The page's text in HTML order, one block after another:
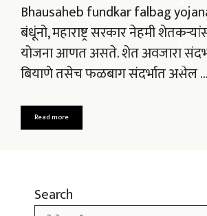
Bhausaheb fundkar falbag
बंधूंनो, महाराष्ट्र सरकार नेहमी
योजना आणत असते. शेत अवजारा
बियाणे तसेच फळबाग संदर्भात असेल …
Read more
Search